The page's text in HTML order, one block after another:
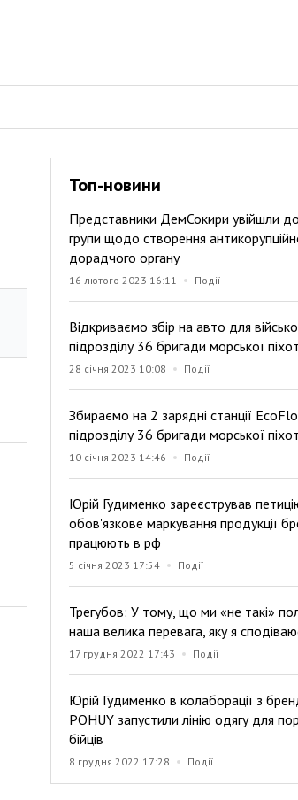
Топ-новини
Представники ДемСокири увійшли
групи щодо створення
дорадчого органу
16 лютого 2023 16:11 Події
Відкриваємо збір на авто для
підрозділу 36 бригади морської
28 січня 2023 10:08 Події
Збираємо на 2 зарядні станції
підрозділу 36 бригади морської
10 січня 2023 14:46 Події
Юрій Гудименко зареєстрував
обов'язкове маркування продукції
працюють в рф
5 січня 2023 17:54 Події
Трегубов: У тому, що ми «не такі»
наша велика перевага, яку я
17 грудня 2022 17:43 Події
Юрій Гудименко в колаборації з
POHUY запустили лінію одягу для
бійців
8 грудня 2022 17:28 Події